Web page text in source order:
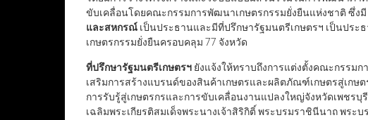
ขับเคลื่อนโดยคณะกรรมการพัฒนาเกษตรกรรมยั่งยืนแห่งชาติ ซึ่งมี
และสหกรณ์ เป็นประธานและมีที่ปรึกษารัฐมนตรีเกษตรฯ เป็นปร
เกษตรกรรมยั่งยืนครอบคลุม 77 จังหวัด
ที่ปรึกษารัฐมนตรีเกษตรฯ ยังแจ้งให้ทราบถึงการแต่งตั้งคณะกรรม
เสริมการสร้างแบรนด์ของสินค้าเกษตรและผลิตภัณฑ์เกษตรสู่เกษต
การรับรู้สู่เกษตรกรและการขับเคลื่อนงานแปลงใหญ่จังหวัดเพชรบุ
เฉลิมพระเกียรติสมเด็จพระนางเจ้าสิริกิติ์ พระบรมราชินีนาถ พร